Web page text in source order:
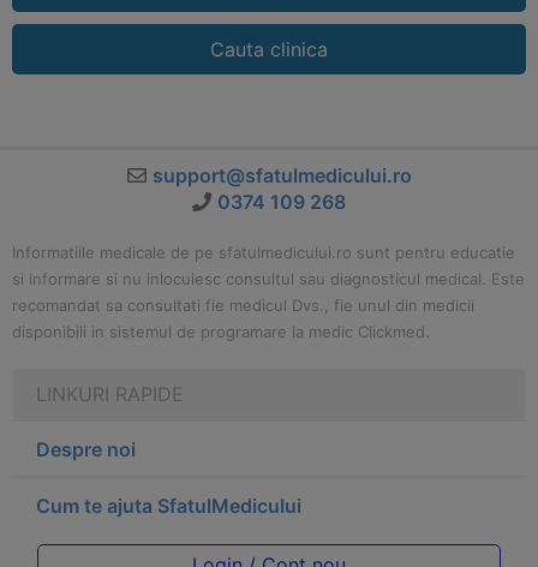
Cauta clinica
support@sfatulmedicului.ro
0374 109 268
Informatiile medicale de pe sfatulmedicului.ro sunt pentru educatie
si informare si nu inlocuiesc consultul sau diagnosticul medical. Este
recomandat sa consultati fie medicul Dvs., fie unul din medicii
disponibili in sistemul de programare la medic Clickmed.
LINKURI RAPIDE
Despre noi
Cum te ajuta SfatulMedicului